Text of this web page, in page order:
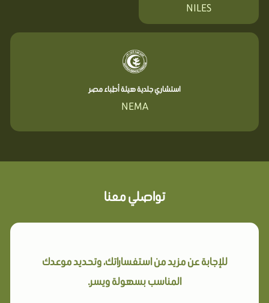
NILES
استشاري جلدية هيئة أطباء مصر
NEMA
تواصلي معنا
للإجابة عن مزيد من استفساراتك، وتحديد موعدك
المناسب بسهولة ويسر.